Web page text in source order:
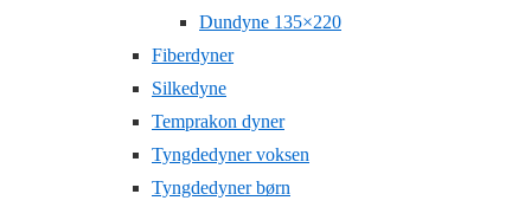
Dundyne 135×220
Fiberdyner
Silkedyne
Temprakon dyner
Tyngdedyner voksen
Tyngdedyner børn